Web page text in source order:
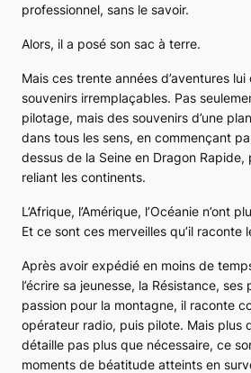
professionnel, sans le savoir.
Alors, il a posé son sac à terre.
Mais ces trente années d’aventures
souvenirs irremplaçables. Pas
pilotage, mais des souvenirs d’une
dans tous les sens, en commençant
dessus de la Seine en Dragon Rapide,
reliant les continents.
L’Afrique, l’Amérique, l’Océanie n’ont
Et ce sont ces merveilles qu’il raconte
Après avoir expédié en moins de
l’écrire sa jeunesse, la Résistance,
passion pour la montagne, il raconte
opérateur radio, puis pilote. Mais plus
détaille pas plus que nécessaire, ce
moments de béatitude atteints en